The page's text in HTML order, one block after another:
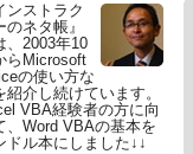
ンストラク
のネタ帳』
、2003年10
らMicrosoft
の使い方な
紹介し続けています。
VBA経験者の方に向
、Word VBAの基本を
ドル本にしました↓↓